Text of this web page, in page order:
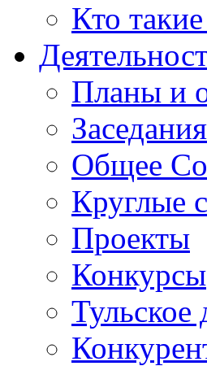
Кто
Планы и
Общее
Круглые
Проекты
Конкурсы
Тульское